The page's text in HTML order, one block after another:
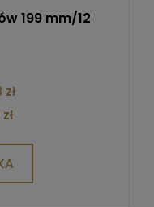
199 mm/12
zł